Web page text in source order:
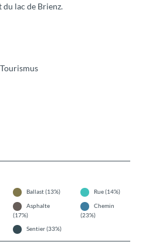
du lac de Brienz.
Ballast (13%)
Rue (14%)
Asphalte
(17%)
Chemin
(23%)
Sentier (33%)